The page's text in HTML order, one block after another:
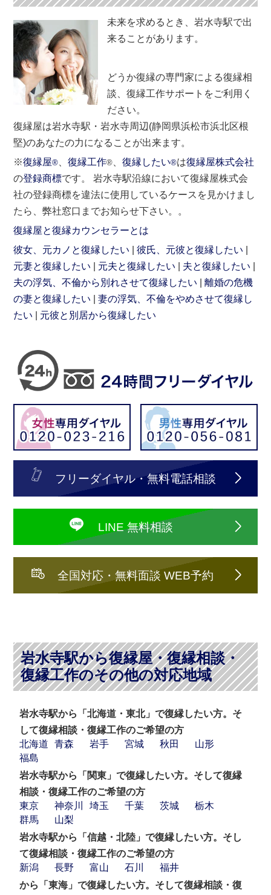
未来を求めるとき、岩水寺駅で出
来ることがあります。
どうか復縁の専門家による復縁相
談、復縁工作サポートをご利用く
ださい。
復縁屋は岩水寺駅・岩水寺周辺(静岡県浜松市浜北区根
堅)のあなたの力になることが出来ます。
※復縁屋® 、復縁工作® 、復縁したい®は復縁屋株式会社
の登録商標です。 岩水寺駅沿線において復縁屋株式会
社の登録商標を違法に使用しているケースを見かけまし
たら、弊社窓口までお知らせ下さい。。
復縁屋と復縁カウンセラーとは
彼女、元カノと復縁したい
彼氏、元彼と復縁したい
元妻と復縁したい
元夫と復縁したい
夫と復縁したい
夫の浮気、不倫から別れさせて復縁したい
離婚の危機
の妻と復縁したい
妻の浮気、不倫をやめさせて復縁し
たい
元彼と別居から復縁したい
フリーダイヤル・無料電話相談
LINE 無料相談
全国対応・無料面談 WEB予約
岩水寺駅から復縁屋・復縁相談・
復縁工作のその他の対応地域
岩水寺駅から「北海道・東北」で復縁したい方。そ
して復縁相談・復縁工作のご希望の方
北海道
青森 岩手 宮城 秋田
山形
福島
岩水寺駅から「関東」で復縁したい方。そして復縁
相談・復縁工作のご希望の方
東京
神奈川 埼玉 千葉 茨城
栃木
群馬
山梨
岩水寺駅から「信越・北陸」で復縁したい方。そし
て復縁相談・復縁工作のご希望の方
新潟
長野 富山 石川
福井
から「東海」で復縁したい方。そして復縁相談・復